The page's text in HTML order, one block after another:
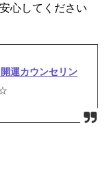
心してください
運カウンセリン